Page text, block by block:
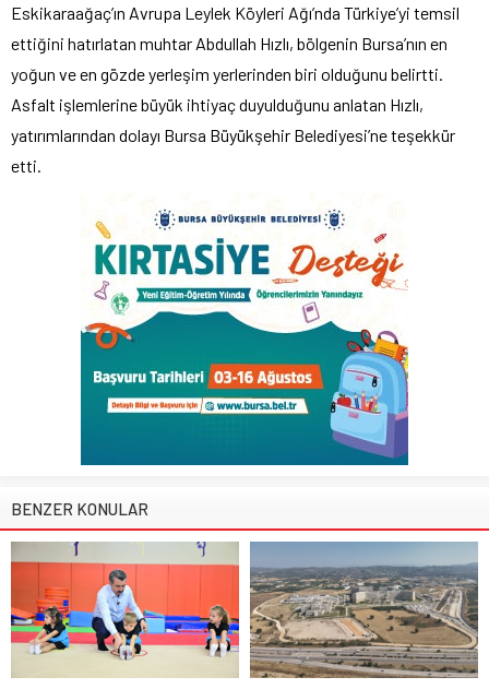
Eskikaraağaç’ın Avrupa Leylek Köyleri Ağı’nda Türkiye’yi temsil
ettiğini hatırlatan muhtar Abdullah Hızlı, bölgenin Bursa’nın en
yoğun ve en gözde yerleşim yerlerinden biri olduğunu belirtti.
Asfalt işlemlerine büyük ihtiyaç duyulduğunu anlatan Hızlı,
yatırımlarından dolayı Bursa Büyükşehir Belediyesi’ne teşekkür
etti.
BENZER KONULAR